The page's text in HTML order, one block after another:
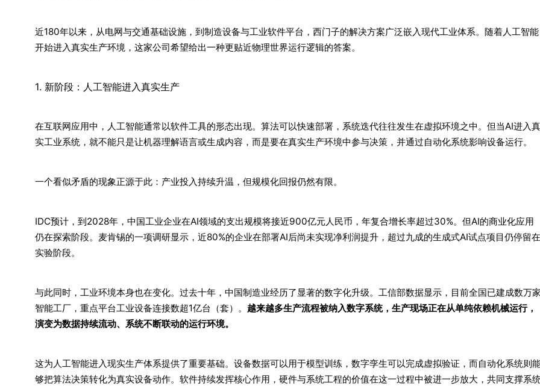
近180年以来，从电网与交通基础设施，到制造设备与工业软件平台，西门子的解决方案广泛嵌入现代工业体系。随着人工智能
开始进入真实生产环境，这家公司希望给出一种更贴近物理世界运行逻辑的答案。
1. 新阶段：人工智能进入真实生产
在互联网应用中，人工智能通常以软件工具的形态出现。算法可以快速部署，系统迭代往往发生在虚拟环境之中。但当AI进入真
实工业系统，就不能只是让机器理解语言或生成内容，而是要在真实生产环境中参与决策，并通过自动化系统影响设备运行。
一个看似矛盾的现象正源于此：产业投入持续升温，但规模化回报仍然有限。
IDC预计，到2028年，中国工业企业在AI领域的支出规模将接近900亿元人民币，年复合增长率超过30%。但AI的商业化应用
仍在探索阶段。麦肯锡的一项调研显示，近80%的企业在部署AI后尚未实现净利润提升，超过九成的生成式AI试点项目仍停留在
实验阶段。
与此同时，工业环境本身也在变化。过去十年，中国制造业经历了显著的数字化升级。工信部数据显示，目前全国已建成数万家
智能工厂，重点平台工业设备连接数超1亿台（套）。 越来越多生产流程被纳入数字系统，生产现场正在从单纯依赖机械运行，
演变为数据持续流动、系统不断联动的运行环境。
这为人工智能进入现实生产体系提供了重要基础。设备数据可以用于模型训练，数字孪生可以完成虚拟验证，而自动化系统则
够把算法决策转化为真实设备动作。软件持续发挥核心作用，硬件与系统工程的价值在这一过程中被进一步放大，共同支撑系